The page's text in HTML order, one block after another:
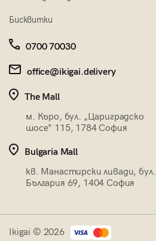
Бисквитки
0700 70030
office@ikigai.delivery
The Mall
м. Къро, бул. „Цариградско
шосе“ 115, 1784 София
Bulgaria Mall
кв. Манастирски ливади, бул.
България 69, 1404 София
Ikigai © 2026